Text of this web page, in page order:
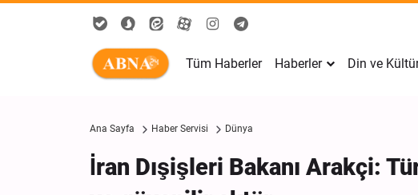
Tüm Haberler Haberler Din ve
Ana Sayfa Haber Servisi Dünya
İran Dışişleri Bakanı Arakçi: